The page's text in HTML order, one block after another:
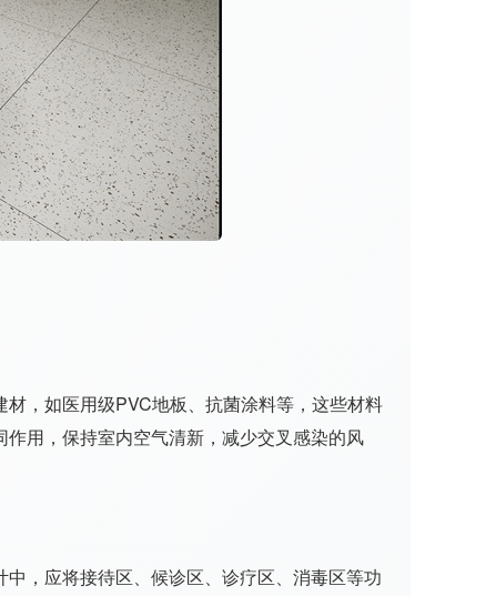
，如医用级PVC地板、抗菌涂料等，这些材料
用，保持室内空气清新，减少交叉感染的风
，应将接待区、候诊区、诊疗区、消毒区等功